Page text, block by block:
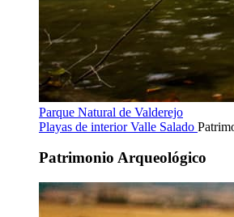
Parque Natural de Valderejo
Playas de interiorValle Salado
Patrimonio Arqueológico